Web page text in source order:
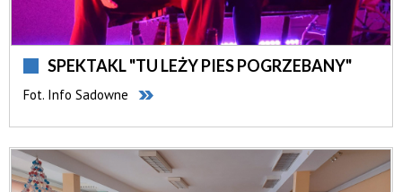
SPEKTAKL "TU LEŻY PIES POGRZEBANY"
Fot. Info Sadowne